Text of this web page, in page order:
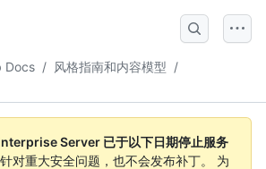
Docs / 风格指南和内容模型 /
Server 已于以下日期停止服务
对重大安全问题，也不会发布补丁。 为